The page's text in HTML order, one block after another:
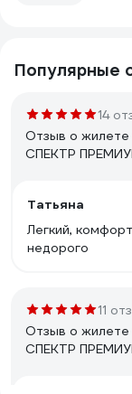
Популярные
14
Отзыв о
СПЕКТР
Татьяна
Легкий,
недорого
11
Отзыв о
СПЕКТР